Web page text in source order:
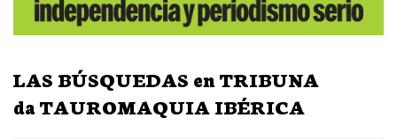
LAS BÚSQUEDAS en TRIBUNA
da TAUROMAQUIA IBÉRICA